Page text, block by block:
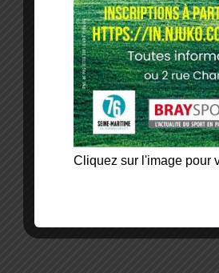
Cliquez sur l'image pour